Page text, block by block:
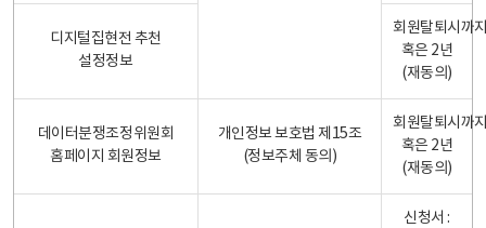
디지털집현전 추천
설정정보
회원탈퇴시까
혹은 2년
(재동의)
데이터분쟁조정위원회
홈페이지 회원정보
개인정보 보호법 제15조
(정보주체 동의)
회원탈퇴시까
혹은 2년
(재동의)
신청서 :